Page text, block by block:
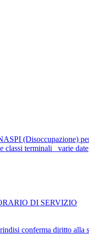
(Disoccupazione)
classi terminali_ varie date
DI SERVIZIO
conferma diritto alla